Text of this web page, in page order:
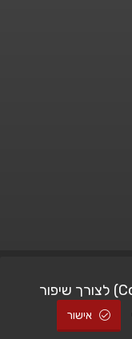
© All Rights Reserved |
אתר זה משתמש בעוגיות (Cookies) לצורך שיפור